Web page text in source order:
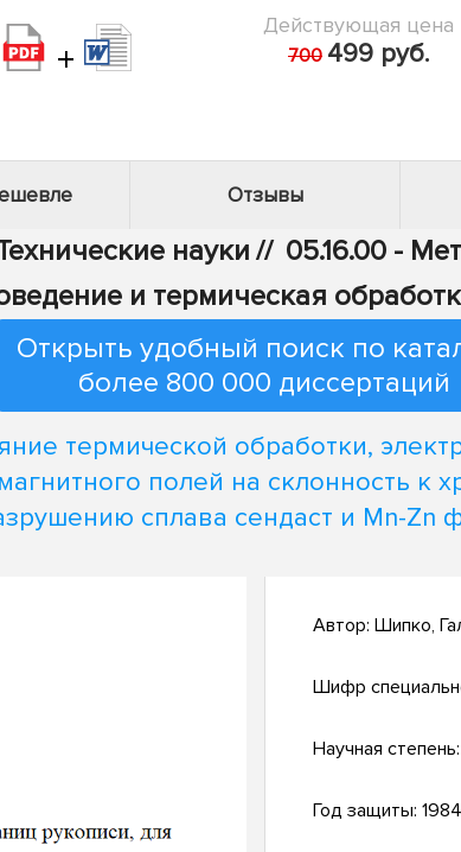
+
Действующая цена
700 499 руб.
Отзывы
науки // 05.16.00 -
и термическая
Открыть удобный поиск по
более 800 000 диссертаций
термической обработки,
полей на склонность к
сплава сендаст и Mn-Zn
Автор: Шипко,
Шифр
Научная степень:
Год защиты: 1984